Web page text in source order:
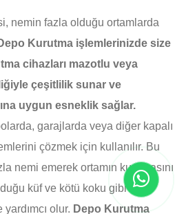
nemin fazla olduğu ortamlarda
Kurutma işlemlerinizde size
cihazları mazotlu veya
çeşitlilik sunar ve
uygun esneklik sağlar.
garajlarda veya diğer kapalı
çözmek için kullanılır. Bu
nemi emerek ortamın kurumasını
küf ve kötü koku gibi
olur. Depo Kurutma